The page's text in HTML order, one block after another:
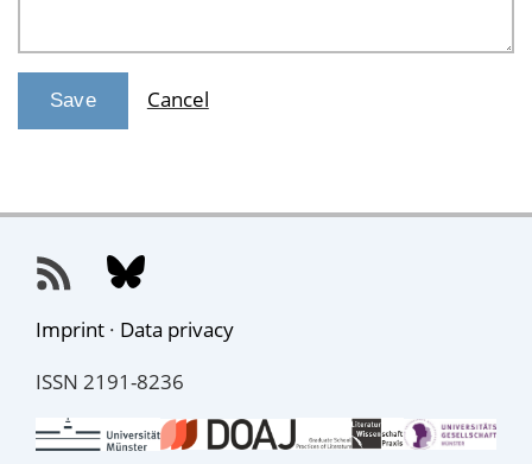
Cancel
Imprint · Data privacy
ISSN 2191-8236